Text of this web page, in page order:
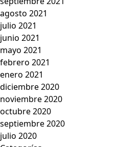
agosto 2021
julio 2021
junio 2021
mayo 2021
febrero 2021
enero 2021
diciembre 2020
noviembre 2020
octubre 2020
septiembre 2020
julio 2020